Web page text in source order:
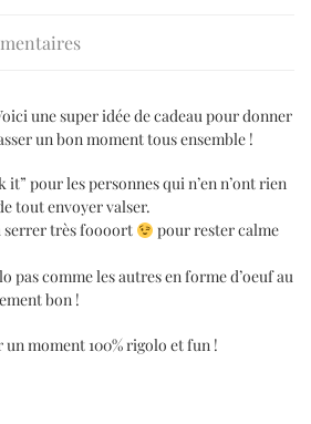
une super idée de cadeau pour donner
un bon moment tous ensemble !
it” pour les personnes qui n’en n’ont rien
tout envoyer valser.
serrer très foooort
pour rester calme
pas comme les autres en forme d’oeuf au
bon !
moment 100% rigolo et fun !